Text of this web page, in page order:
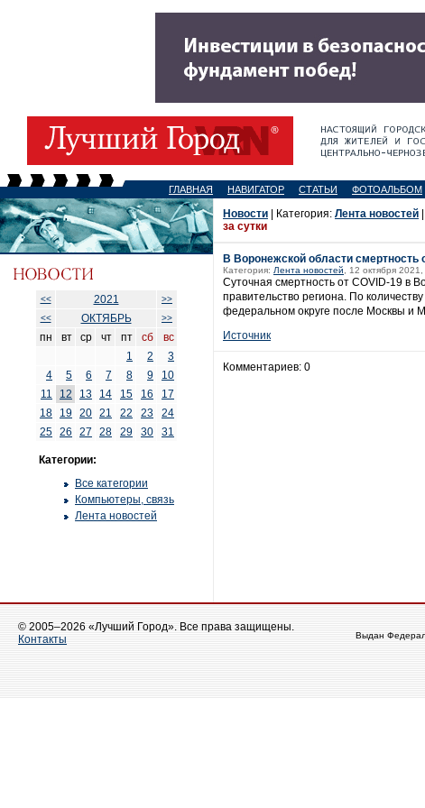
ГЛАВНАЯ НАВИГАТОР СТАТЬИ ФОТОАЛЬБОМ
<< 2021
>>
<<
ОКТЯБРЬ >>
пн вт ср чт пт сб
вс
1
2
3
4
5 6 7 8 9
10
11
12 13 14 15 16
17
18
19 20 21 22 23
24
25 26 27 28 29 30 31
Категории:
Все категории
Компьютеры, связь
Лента новостей
Новости | Категория: Лента новостей
за сутки
В Воронежской области смертность
Категория: Лента новостей , 12 октября
Суточная смертность от COVID-19 в
правительство региона. По
федеральном округе после Москвы и
Источник
Комментариев: 0
© 2005–2026 «Лучший Город». Все права защищены.
Контакты
Выдан